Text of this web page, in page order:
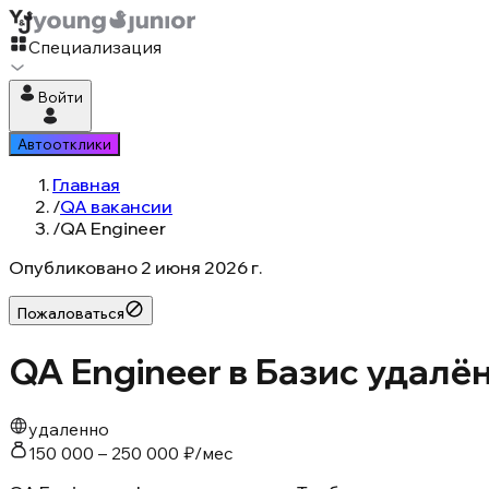
Специализация
Войти
Автоотклики
Главная
/QA вакансии
/QA Engineer
Опубликовано 2 июня 2026 г.
Пожаловаться
QA Engineer в Базис
удаленно
150 000 – 250 000 ₽/мес